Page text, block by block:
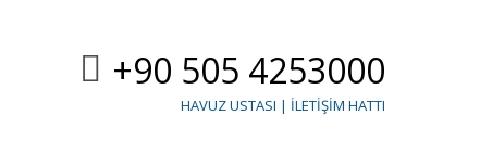
+90 505 4253000
HAVUZ USTASI | İLETIŞIM HATTI